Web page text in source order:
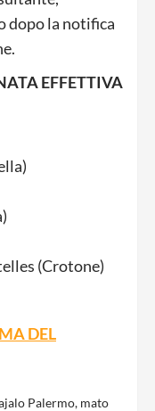
dopo la notifica
EFFETTIVA
(Crotone)
DEL
Palermo, mato